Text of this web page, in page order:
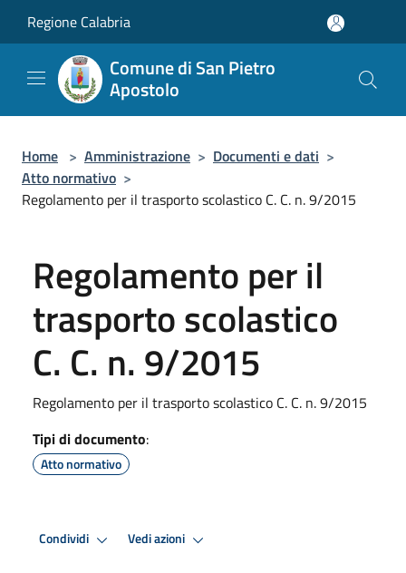
Regione Calabria
Comune di San Pietro
Apostolo
Home > Amministrazione > Documenti e dati >
Atto normativo >
Regolamento per il trasporto scolastico C. C. n. 9/2015
Regolamento per il
trasporto scolastico
C. C. n. 9/2015
Regolamento per il trasporto scolastico C. C. n. 9/2015
Tipi di documento:
Atto normativo
Condividi Vedi azioni